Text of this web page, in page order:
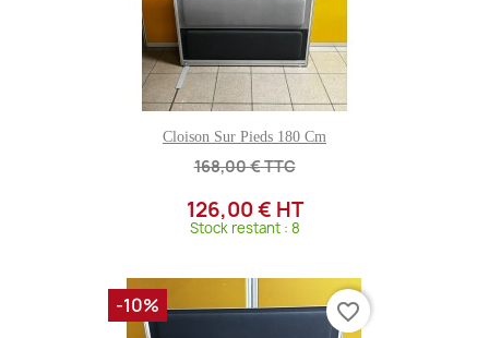
Cloison Sur Pieds 180 Cm
168,00 € TTC
126,00 € HT
Stock restant : 8
-10% favorite_border